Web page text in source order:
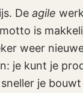
De agile
motto is
weer
je kunt je
je